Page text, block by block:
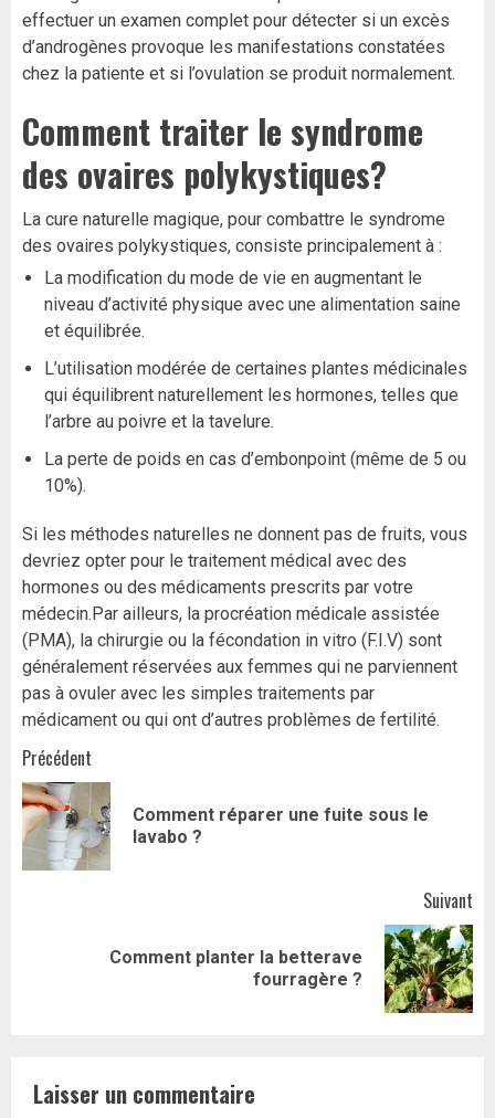
effectuer un examen complet pour détecter si un excès
d’androgènes provoque les manifestations constatées
chez la patiente et si l’ovulation se produit normalement.
Comment traiter le syndrome
des ovaires polykystiques?
La cure naturelle magique, pour combattre le syndrome
des ovaires polykystiques, consiste principalement à :
La modification du mode de vie en augmentant le
niveau d’activité physique avec une alimentation saine
et équilibrée.
L’utilisation modérée de certaines plantes médicinales
qui équilibrent naturellement les hormones, telles que
l’arbre au poivre et la tavelure.
La perte de poids en cas d’embonpoint (même de 5 ou
10%).
Si les méthodes naturelles ne donnent pas de fruits, vous
devriez opter pour le traitement médical avec des
hormones ou des médicaments prescrits par votre
médecin.Par ailleurs, la procréation médicale assistée
(PMA), la chirurgie ou la fécondation in vitro (F.I.V) sont
généralement réservées aux femmes qui ne parviennent
pas à ovuler avec les simples traitements par
médicament ou qui ont d’autres problèmes de fertilité.
Navigation
d’article
Précédent
Comment réparer une fuite sous le
lavabo ?
Suivant
Comment planter la betterave
fourragère ?
Laisser un commentaire